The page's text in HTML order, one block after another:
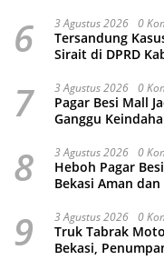
6 3 Agustus 2026 0
Tersandung
Sirait di DPRD
7 3 Agustus 2026 0
Pagar Besi Mall
Ganggu
8 3 Agustus 2026 0
Heboh Pagar
Bekasi Aman
9 3 Agustus 2026 0
Truk Tabrak
Bekasi,